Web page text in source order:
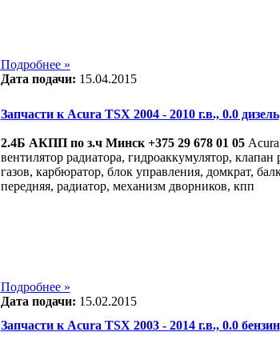
Подробнее »
Дата подачи: 15.04.2015
Запчасти к Acura TSX 2004 - 2010 г.в., 0.0 дизель
2.4Б АКПП по з.ч Минск +375 29 678 01 05Acura
вентилятор радиатора, гидроаккумулятор, клапан
газов, карбюратор, блок управления, домкрат,
передняя, радиатор, механизм дворников, кпп
Подробнее »
Дата подачи: 15.02.2015
Запчасти к Acura TSX 2003 - 2014 г.в., 0.0 бензин